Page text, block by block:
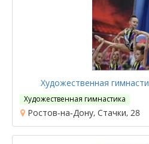
Художественная
Художественная гимнастика
Ростов-на-Дону, Стачки, 28